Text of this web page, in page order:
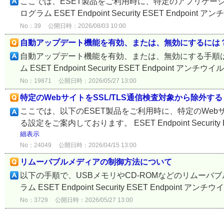
ログラム ESET Endpoint Security ESET Endpoint アン
No：39 公開日時：2026/08/03 10:00
自動アップデート機能を有効、または、無効にするには
自動アップデート機能を有効、または、無効にする手
ム ESET Endpoint Security ESET Endpoint アンチウイ
No：19871 公開日時：2026/05/27 13:00
特定のWebサイトをSSL/TLS通信検査対象から除外する
ここでは、以下のESET製品をご利用時に、特定の
る設定をご案内しております。 ESET Endpoint
細表示
No：24049 公開日時：2026/04/15 13:00
リムーバブルメディアの制御方法について
以下の手順で、USBメモリやCD-ROMなどのリムーバ
ラム ESET Endpoint Security ESET Endpoint アンチウ
No：3729 公開日時：2026/05/27 13:00